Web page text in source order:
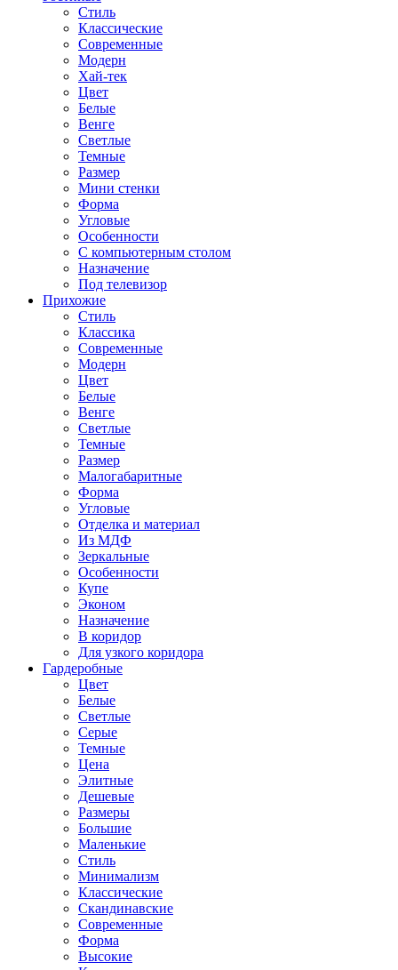
Стиль
Классические
Современные
Модерн
Хай-тек
Цвет
Белые
Венге
Светлые
Темные
Размер
Мини стенки
Форма
Угловые
Особенности
С компьютерным столом
Назначение
Под телевизор
Прихожие
Стиль
Классика
Современные
Модерн
Цвет
Белые
Венге
Светлые
Темные
Размер
Малогабаритные
Форма
Угловые
Отделка и материал
Из МДФ
Зеркальные
Особенности
Купе
Эконом
Назначение
В коридор
Для узкого коридора
Гардеробные
Цвет
Белые
Светлые
Серые
Темные
Цена
Элитные
Дешевые
Размеры
Большие
Маленькие
Стиль
Минимализм
Классические
Скандинавские
Современные
Форма
Высокие